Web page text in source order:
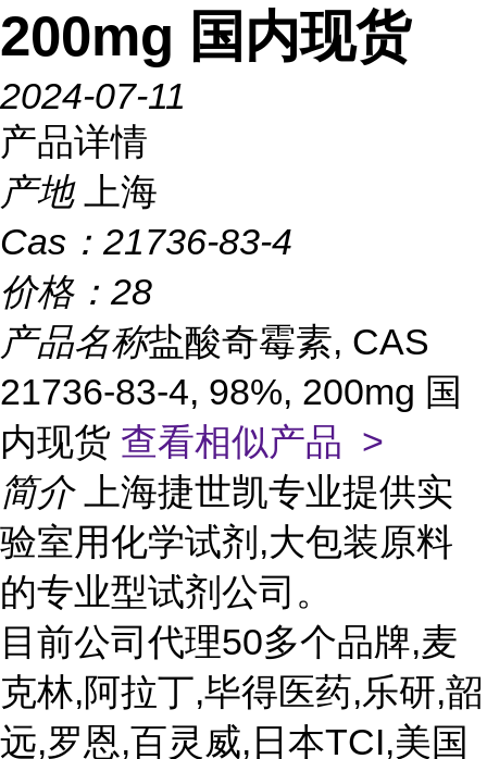
200mg 国内现货
2024-07-11
产品详情
产地
上海
Cas： 21736-83-4
价格： 28
产品名称盐酸奇霉素, CAS
21736-83-4, 98%, 200mg 国
内现货 查看相似产品 >
简介
上海捷世凯专业提供实
验室用化学试剂,大包装原料
的专业型试剂公司。
目前公司代理50多个品牌,麦
克林,阿拉丁,毕得医药,乐研,韶
远,罗恩,百灵威,日本TCI,美国